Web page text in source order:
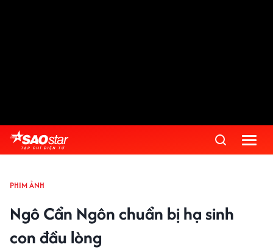
PHIM ẢNH
Ngô Cẩn Ngôn chuẩn bị hạ sinh
con đầu lòng